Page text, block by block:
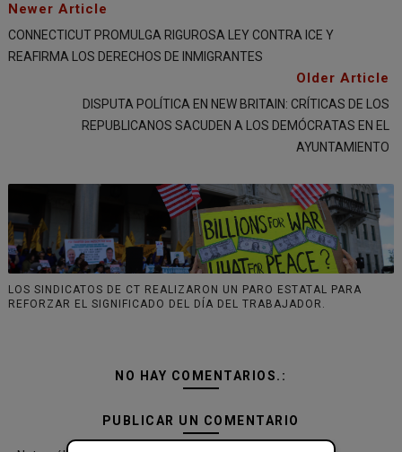
Newer Article
CONNECTICUT PROMULGA RIGUROSA LEY CONTRA ICE Y
REAFIRMA LOS DERECHOS DE INMIGRANTES
Older Article
DISPUTA POLÍTICA EN NEW BRITAIN: CRÍTICAS DE LOS
REPUBLICANOS SACUDEN A LOS DEMÓCRATAS EN EL
AYUNTAMIENTO
LOS SINDICATOS DE CT REALIZARON UN PARO ESTATAL PARA
REFORZAR EL SIGNIFICADO DEL DÍA DEL TRABAJADOR.
NO HAY COMENTARIOS.:
PUBLICAR UN COMENTARIO